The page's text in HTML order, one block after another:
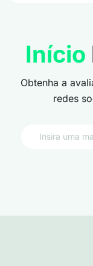
Início
Obtenha a
redes